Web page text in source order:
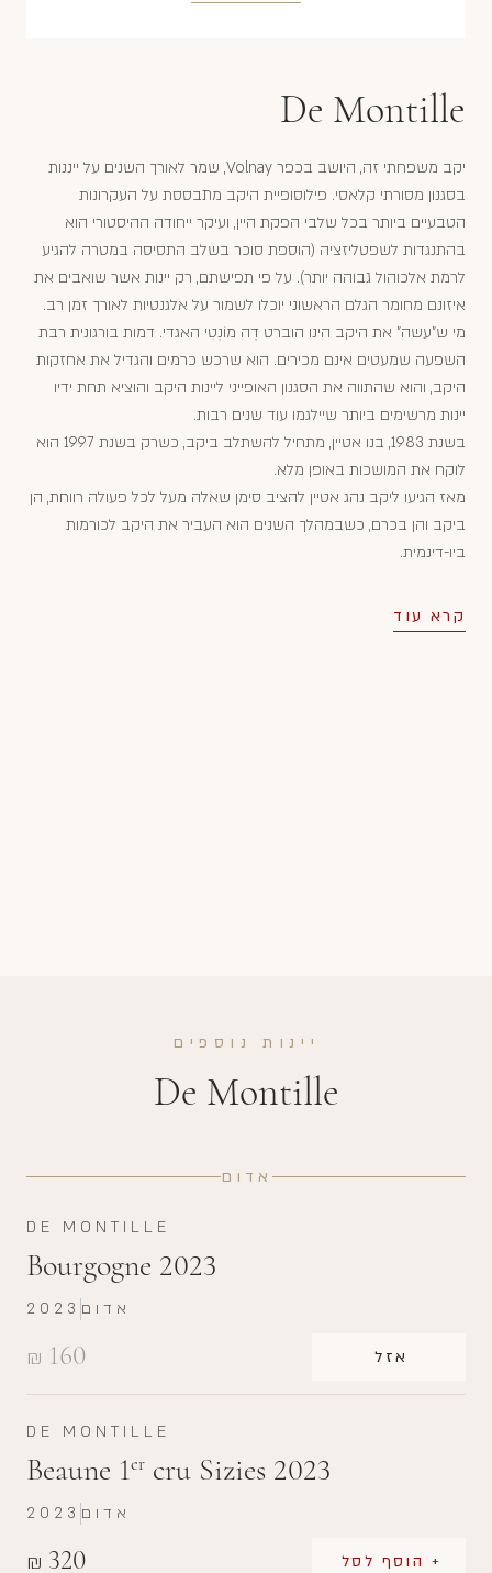
De Montille
יקב משפחתי זה, היושב בכפר Volnay, שמר לאורך השנים על ייננות
בסגנון מסורתי קלאסי. פילוסופיית היקב מתבססת על העקרונות
הטבעיים ביותר בכל שלבי הפקת היין, ועיקר ייחודה ההיסטורי הוא
בהתנגדות לשפטליזציה (הוספת סוכר בשלב התסיסה במטרה להגיע
לרמת אלכוהול גבוהה יותר). על פי תפישתם, רק יינות אשר שואבים את
איזונם מחומר הגלם הראשוני יוכלו לשמור על אלגנטיות לאורך זמן רב.
מי ש"עשה" את היקב הינו הוברט דֶה מוֹנְטִי האגדי. דמות בורגונית רבת
השפעה שמעטים אינם מכירים. הוא שרכש כרמים והגדיל את אחזקות
היקב, והוא שהתווה את הסגנון האופייני ליינות היקב והוציא תחת ידיו
יינות מרשימים ביותר שיילגמו עוד שנים רבות.
בשנת 1983, בנו אטיין, מתחיל להשתלב ביקב, כשרק בשנת 1997 הוא
לוקח את המושכות באופן מלא.
מאז הגיעו ליקב נהג אטיין להציב סימן שאלה מעל לכל פעולה רווחת, הן
ביקב והן בכרם, כשבמהלך השנים הוא העביר את היקב לכורמות
ביו-דינמית.
קרא עוד
יינות נוספים
De Montille
אדום
DE MONTILLE
Bourgogne 2023
₪ 160 אזל
2023 אדום
DE MONTILLE
Beaune 1er cru Sizies 2023
₪ 320 + הוסף לסל
2023 אדום